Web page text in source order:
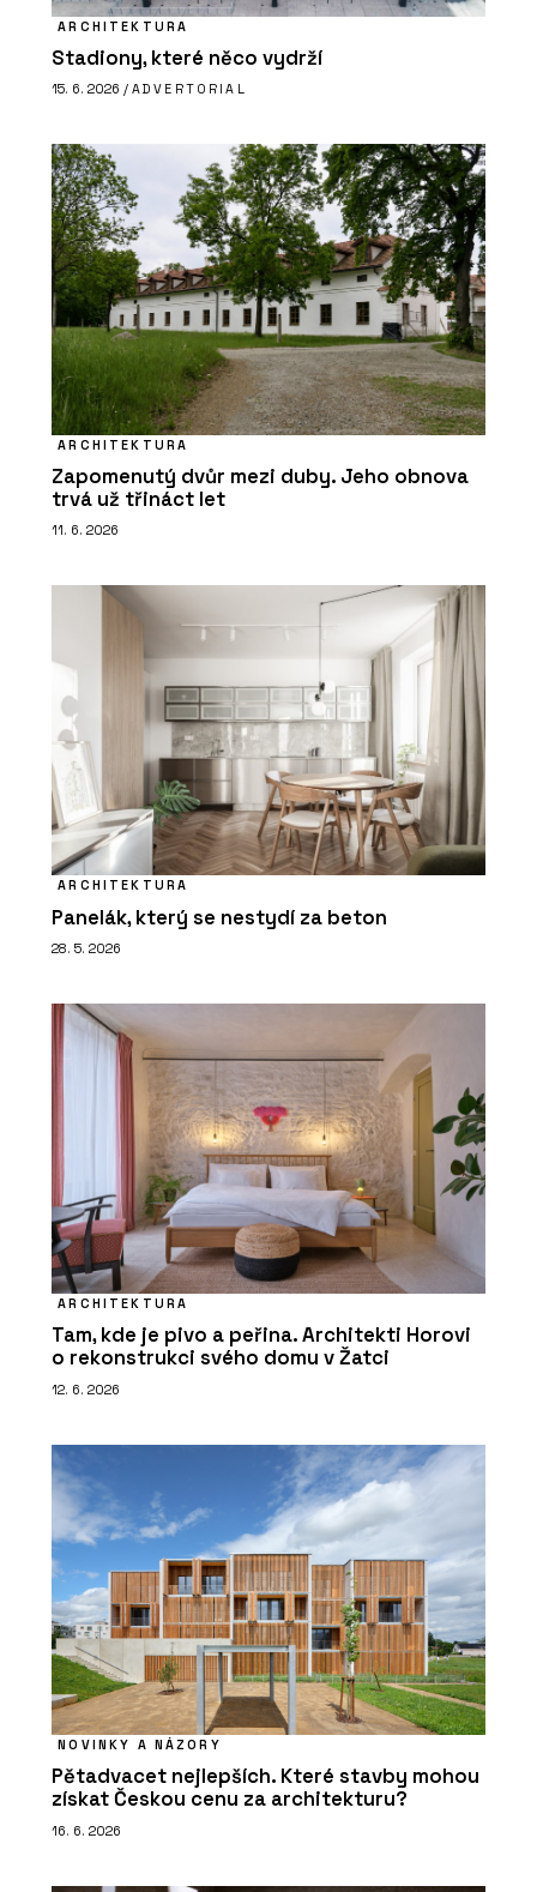
ARCHITEKTURA
Stadiony, které něco vydrží
15. 6. 2026 / ADVERTORIAL
ARCHITEKTURA
Zapomenutý dvůr mezi duby. Jeho obnova
trvá už třináct let
11. 6. 2026
ARCHITEKTURA
Panelák, který se nestydí za beton
28. 5. 2026
ARCHITEKTURA
Tam, kde je pivo a peřina. Architekti Horovi
o rekonstrukci svého domu v Žatci
12. 6. 2026
NOVINKY A NÁZORY
Pětadvacet nejlepších. Které stavby mohou
získat Českou cenu za architekturu?
16. 6. 2026